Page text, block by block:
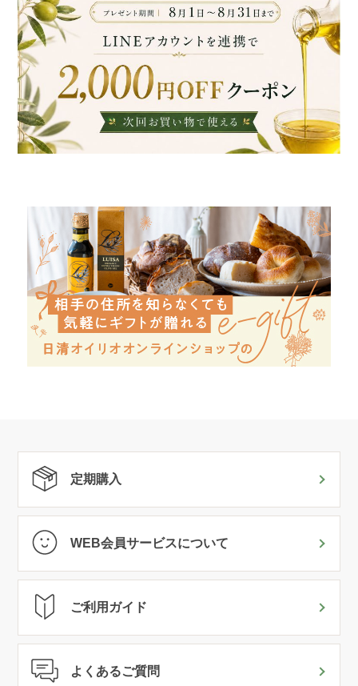
定期購入
WEB会員サービスについて
ご利用ガイド
よくあるご質問